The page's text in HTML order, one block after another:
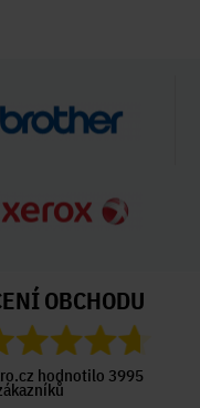
OBCHODU
hodnotilo 3995